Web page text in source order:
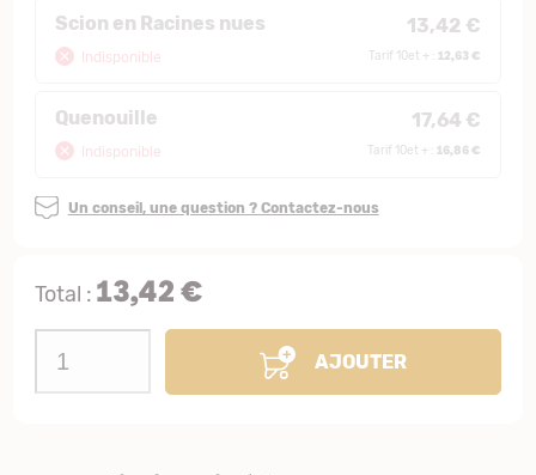
Scion en Racines nues 13,42 €
Indisponible Tarif 10et + :12,63 €
Quenouille 17,64 €
Indisponible Tarif 10et + :16,86 €
Un conseil, une question ? Contactez-nous
Total : 13,42 €
AJOUTER